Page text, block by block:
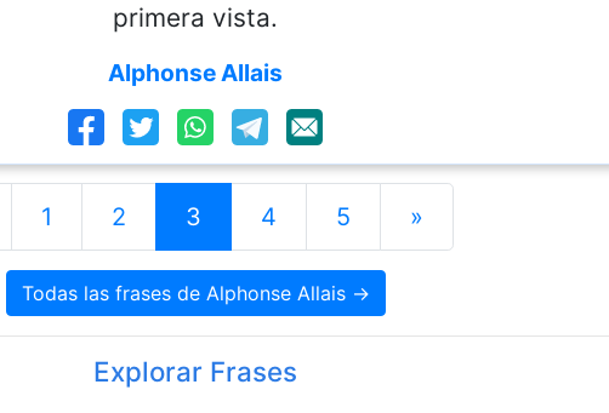
primera vista.
Alphonse Allais
1 2 3 4 5 »
Todas las frases de Alphonse Allais →
Explorar Frases